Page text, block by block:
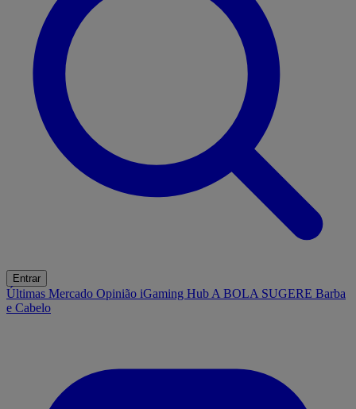
Entrar
Últimas Mercado Opinião iGaming Hub A BOLA SUGERE Barba
e Cabelo